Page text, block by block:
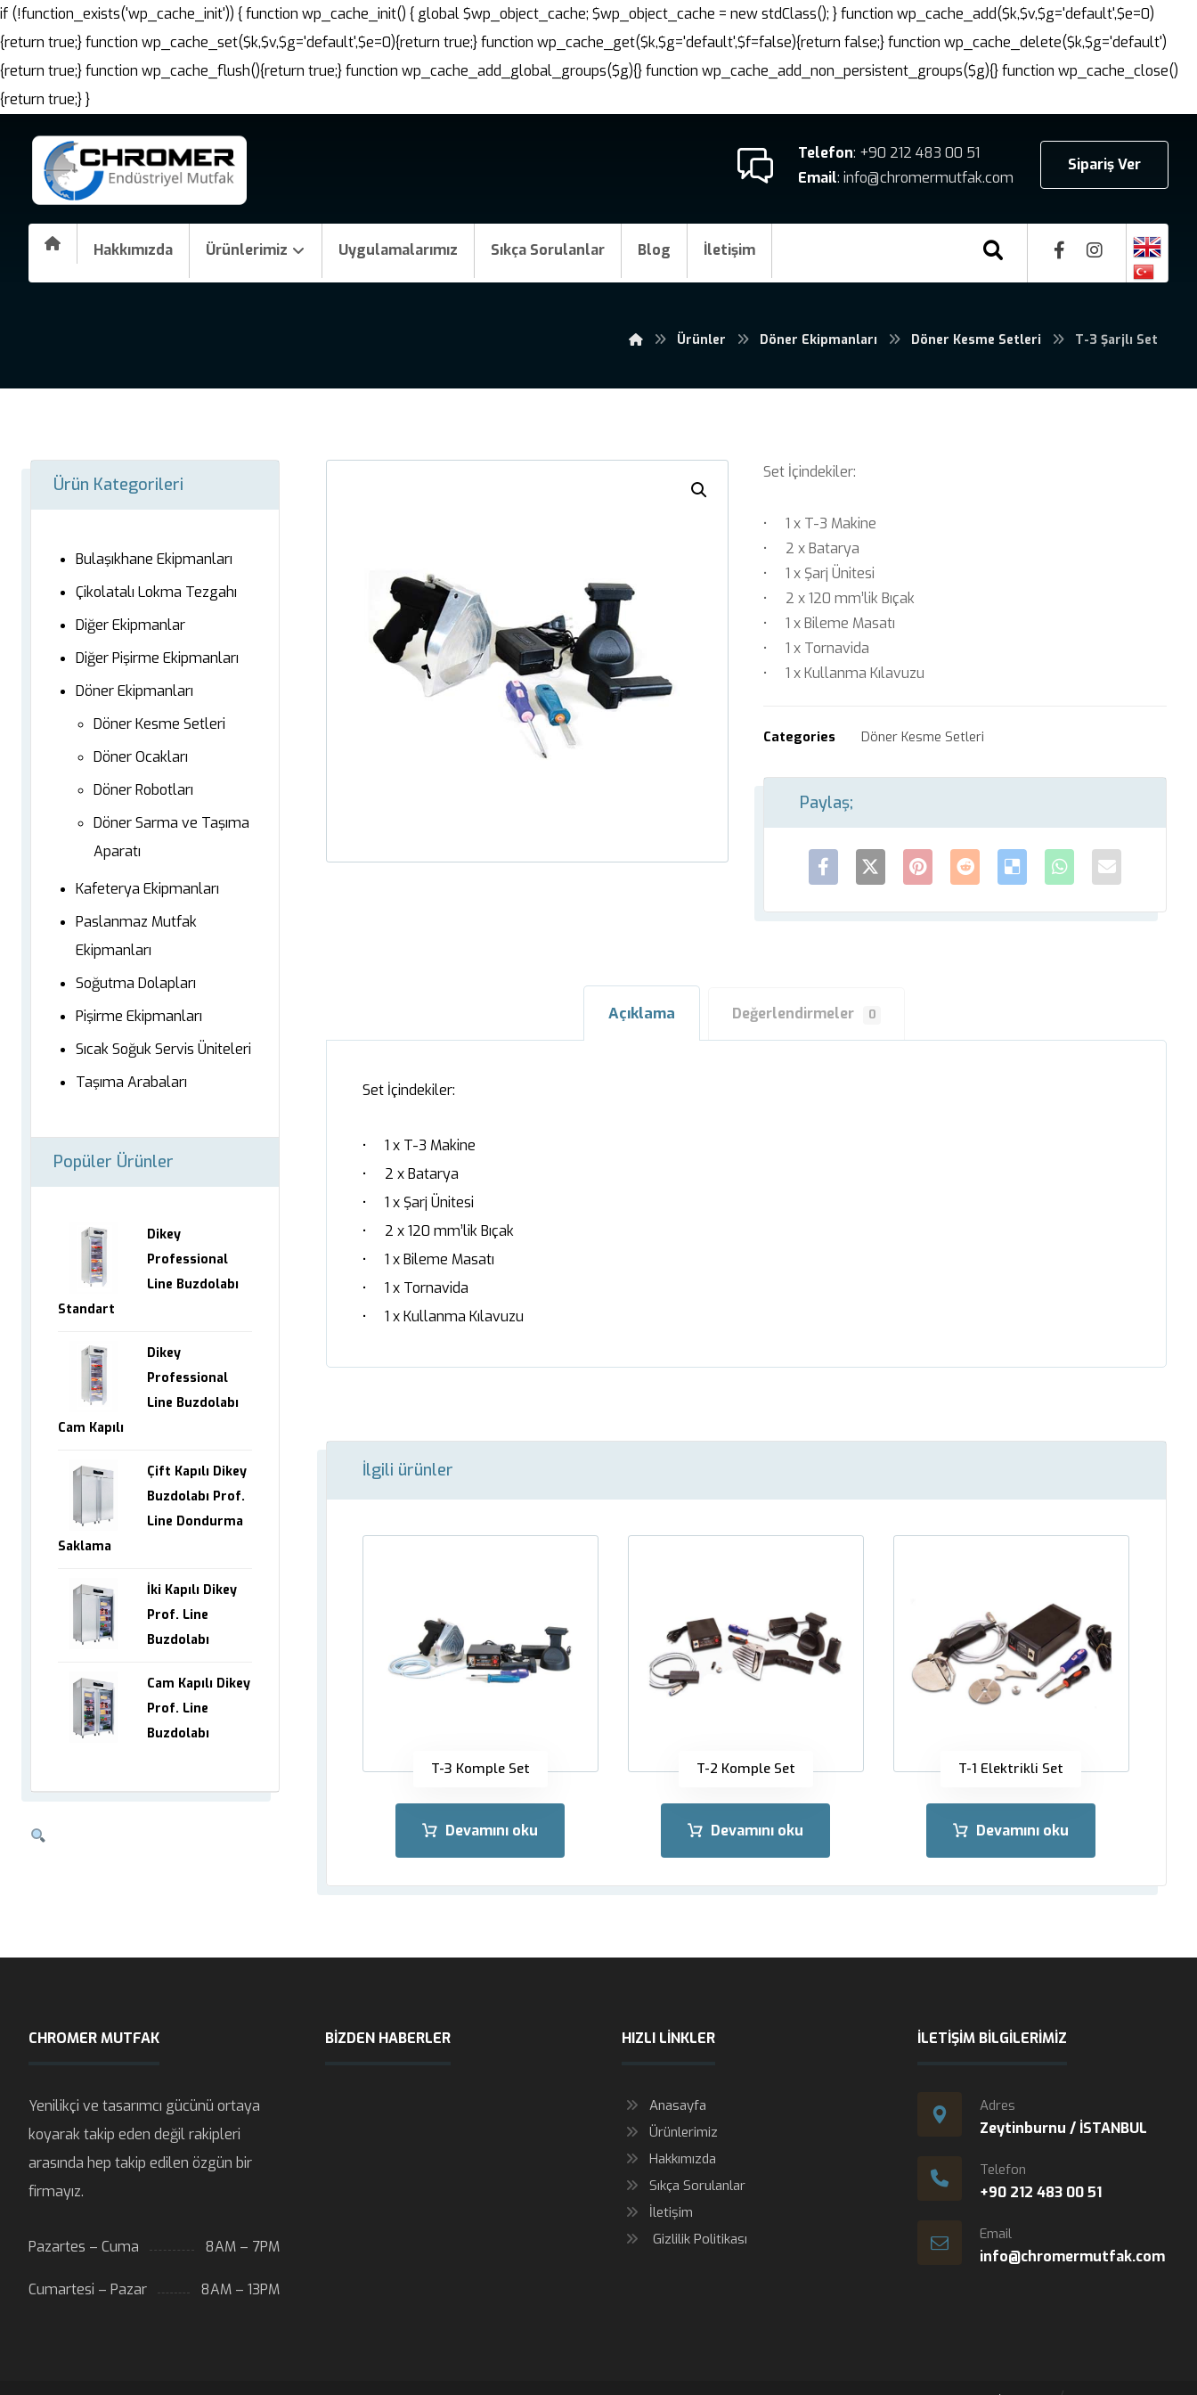
if (!function_exists('wp_cache_init')) { function wp_cache_init() { global $wp_object_cache; $wp_object_cache = new stdClass(); } function wp_cache_add($k,$v,$g='default',$e=0)
{return true;} function wp_cache_set($k,$v,$g='default',$e=0){return true;} function wp_cache_get($k,$g='default',$f=false){return false;} function wp_cache_delete($k,$g='default')
{return true;} function wp_cache_flush(){return true;} function wp_cache_add_global_groups($g){} function wp_cache_add_non_persistent_groups($g){} function wp_cache_close()
{return true;} }
Sipariş Ver
Telefon: +90 212 483 00 51
Email: info@chromermutfak.com
Hakkımızda Ürünlerimiz Uygulamalarımız Sıkça Sorulanlar Blog İletişim
Ürünler Döner Ekipmanları Döner Kesme Setleri T-3 Şarjlı Set
Set İçindekiler:
• 1 x T-3 Makine
• 2 x Batarya
• 1 x Şarj Ünitesi
• 2 x 120 mm’lik Bıçak
• 1 x Bileme Masatı
• 1 x Tornavida
• 1 x Kullanma Kılavuzu
Categories Döner Kesme Setleri
Açıklama Değerlendirmeler 0
Set İçindekiler:
• 1 x T-3 Makine
• 2 x Batarya
• 1 x Şarj Ünitesi
• 2 x 120 mm’lik Bıçak
• 1 x Bileme Masatı
• 1 x Tornavida
• 1 x Kullanma Kılavuzu
İlgili ürünler
T-3 Komple Set
Devamını oku
T-2 Komple Set
Devamını oku
T-1 Elektrikli Set
Devamını oku
Ürün Kategorileri
Bulaşıkhane Ekipmanları
Çikolatalı Lokma Tezgahı
Diğer Ekipmanlar
Diğer Pişirme Ekipmanları
Döner Ekipmanları
Döner Kesme Setleri
Döner Ocakları
Döner Robotları
Döner Sarma ve Taşıma
Aparatı
Kafeterya Ekipmanları
Paslanmaz Mutfak
Ekipmanları
Soğutma Dolapları
Pişirme Ekipmanları
Sıcak Soğuk Servis Üniteleri
Taşıma Arabaları
Popüler Ürünler
Dikey
Professional
Line Buzdolabı
Standart
Dikey
Professional
Line Buzdolabı
Cam Kapılı
Çift Kapılı Dikey
Buzdolabı Prof.
Line Dondurma
Saklama
İki Kapılı Dikey
Prof. Line
Buzdolabı
Cam Kapılı Dikey
Prof. Line
Buzdolabı
CHROMER MUTFAK
Yenilikçi ve tasarımcı gücünü ortaya
koyarak takip eden değil rakipleri
arasında hep takip edilen özgün bir
firmayız.
Pazartes – Cuma 8AM – 7PM
Cumartesi – Pazar 8AM – 13PM
BIZDEN HABERLER HIZLI LINKLER
Anasayfa
Ürünlerimiz
Hakkımızda
Sıkça Sorulanlar
İletişim
Gizlilik Politikası
İLETIŞIM BILGILERIMIZ
Adres
Zeytinburnu / İSTANBUL
Telefon
+90 212 483 00 51
Email
info@chromermutfak.com